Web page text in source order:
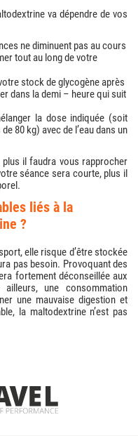
va dépendre de vos
ne diminuent pas au cours
tout au long de votre
stock de glycogène après
dans la demi – heure qui suit
la dose indiquée (soit
80 kg) avec de l’eau dans un
il faudra vous rapprocher
séance sera courte, plus il
?
elle risque d’être stockée
pas besoin. Provoquant des
fortement déconseillée aux
une consommation
une mauvaise digestion et
la maltodextrine n’est pas